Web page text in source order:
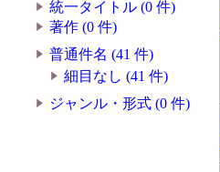
統一タイトル (0 件)
著作 (0 件)
普通件名 (41 件)
細目なし (41 件)
ジャンル・形式 (0 件)